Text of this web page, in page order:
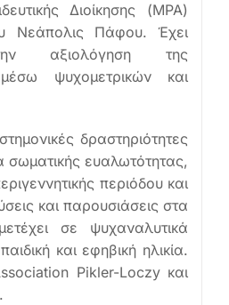
Διοίκησης (MPA)
Νεάπολις Πάφου. Έχει
αξιολόγηση της
ψυχομετρικών και
δραστηριότητες
σωματικής ευαλωτότητας,
περιόδου και
και παρουσιάσεις στα
σε ψυχαναλυτικά
και εφηβική ηλικία.
Pikler-Loczy και